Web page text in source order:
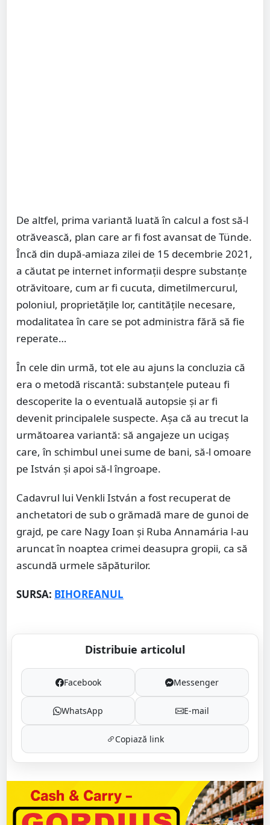
De altfel, prima variantă luată în calcul a fost să-l
otrăvească, plan care ar fi fost avansat de Tünde.
Încă din după-amiaza zilei de 15 decembrie 2021,
a căutat pe internet informaţii despre substanțe
otrăvitoare, cum ar fi cucuta, dimetilmercurul,
poloniul, proprietăţile lor, cantităţile necesare,
modalitatea în care se pot administra fără să fie
reperate…
În cele din urmă, tot ele au ajuns la concluzia că
era o metodă riscantă: substanţele puteau fi
descoperite la o eventuală autopsie şi ar fi
devenit principalele suspecte. Aşa că au trecut la
următoarea variantă: să angajeze un ucigaș
care, în schimbul unei sume de bani, să-l omoare
pe István şi apoi să-l îngroape.
Cadavrul lui Venkli István a fost recuperat de
anchetatori de sub o grămadă mare de gunoi de
grajd, pe care Nagy Ioan şi Ruba Annamária l-au
aruncat în noaptea crimei deasupra gropii, ca să
ascundă urmele săpăturilor.
SURSA: BIHOREANUL
Distribuie articolul
Facebook Messenger
WhatsApp E-mail
Copiază link